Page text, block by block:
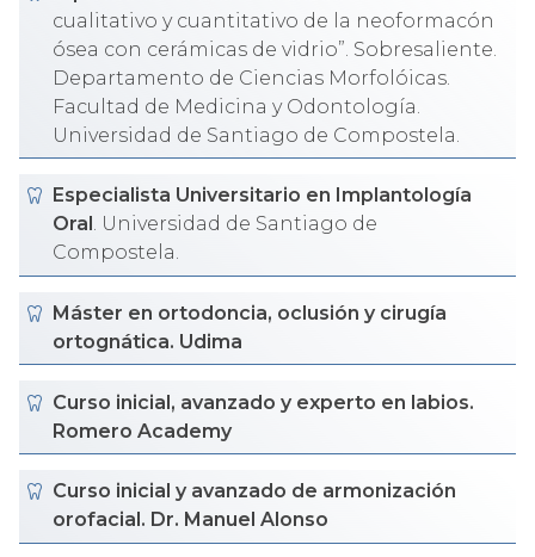
cualitativo y cuantitativo de la neoformacón
ósea con cerámicas de vidrio”. Sobresaliente.
Departamento de Ciencias Morfolóicas.
Facultad de Medicina y Odontología.
Universidad de Santiago de Compostela.
Especialista Universitario en Implantología
Oral . Universidad de Santiago de
Compostela.
Máster en ortodoncia, oclusión y cirugía
ortognática. Udima
Curso inicial, avanzado y experto en labios.
Romero Academy
Curso inicial y avanzado de armonización
orofacial. Dr. Manuel Alonso